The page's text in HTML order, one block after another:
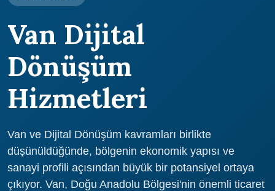
Van Dijital
Dönüşüm
Hizmetleri
Van ve Dijital Dönüşüm kavramları birlikte
düşünüldüğünde, bölgenin ekonomik yapısı ve
sanayi profili açısından büyük bir potansiyel ortaya
çıkıyor. Van, Doğu Anadolu Bölgesi'nin önemli ticaret